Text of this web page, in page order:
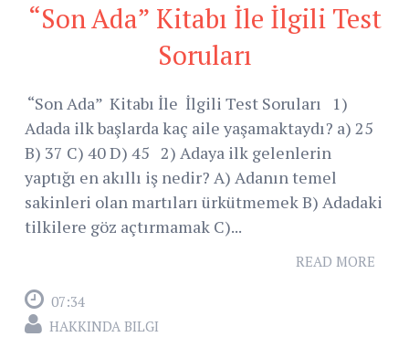
“Son Ada” Kitabı İle İlgili Test
Soruları
“Son Ada” Kitabı İle İlgili Test Soruları 1)
Adada ilk başlarda kaç aile yaşamaktaydı? a) 25
B) 37 C) 40 D) 45 2) Adaya ilk gelenlerin
yaptığı en akıllı iş nedir? A) Adanın temel
sakinleri olan martıları ürkütmemek B) Adadaki
tilkilere göz açtırmamak C)...
READ MORE
07:34
HAKKINDA BILGI